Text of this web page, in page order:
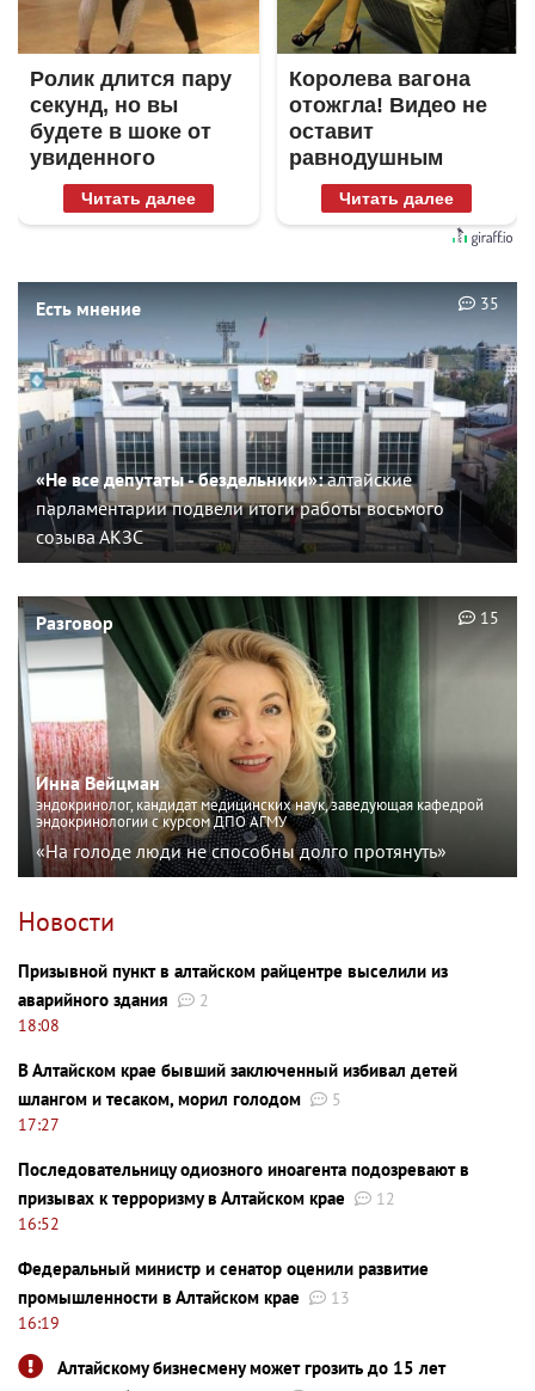
Ролик длится пару
секунд, но вы
будете в шоке от
увиденного
Читать далее
Королева вагона
отожгла! Видео не
оставит
равнодушным
Читать далее
Есть мнение
«Не все депутаты - бездельники»:алтайские
парламентарии подвели итоги работы восьмого
созыва АКЗС
35
Разговор
Инна Вейцман
эндокринолог, кандидат медицинских наук, заведующая кафедрой
эндокринологии с курсом ДПО АГМУ
«На голоде люди не способны долго протянуть»
15
Новости
Призывной пункт в алтайском райцентре выселили из
аварийного здания
2
18:08
В Алтайском крае бывший заключенный избивал детей
шлангом и тесаком, морил голодом
5
17:27
Последовательницу одиозного иноагента подозревают в
призывах к терроризму в Алтайском крае
12
16:52
Федеральный министр и сенатор оценили развитие
промышленности в Алтайском крае
13
16:19
Алтайскому бизнесмену может грозить до 15 лет